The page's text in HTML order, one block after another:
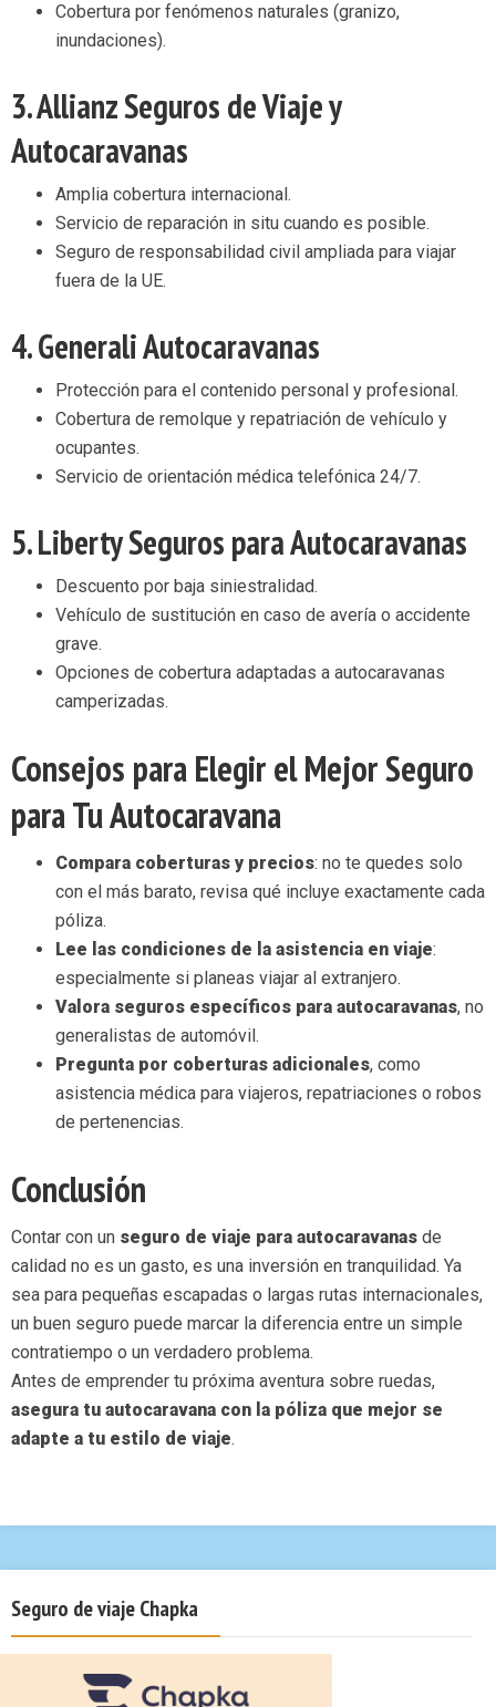
Cobertura por fenómenos naturales (granizo,
inundaciones).
3.Allianz Seguros de Viaje y
Autocaravanas
Amplia cobertura internacional.
Servicio de reparación in situ cuando es posible.
Seguro de responsabilidad civil ampliada para viajar
fuera de la UE.
4.Generali Autocaravanas
Protección para el contenido personal y profesional.
Cobertura de remolque y repatriación de vehículo y
ocupantes.
Servicio de orientación médica telefónica 24/7.
5.Liberty Seguros para Autocaravanas
Descuento por baja siniestralidad.
Vehículo de sustitución en caso de avería o accidente
grave.
Opciones de cobertura adaptadas a autocaravanas
camperizadas.
Consejos para Elegir el Mejor Seguro
para Tu Autocaravana
Compara coberturas y precios: no te quedes solo
con el más barato, revisa qué incluye exactamente cada
póliza.
Lee las condiciones de la asistencia en viaje:
especialmente si planeas viajar al extranjero.
Valora seguros específicos para autocaravanas, no
generalistas de automóvil.
Pregunta por coberturas adicionales, como
asistencia médica para viajeros, repatriaciones o robos
de pertenencias.
Conclusión
Contar con un seguro de viaje para autocaravanas de
calidad no es un gasto, es una inversión en tranquilidad. Ya
sea para pequeñas escapadas o largas rutas internacionales,
un buen seguro puede marcar la diferencia entre un simple
contratiempo o un verdadero problema.
Antes de emprender tu próxima aventura sobre ruedas,
asegura tu autocaravana con la póliza que mejor se
adapte a tu estilo de viaje.
Seguro de viaje Chapka